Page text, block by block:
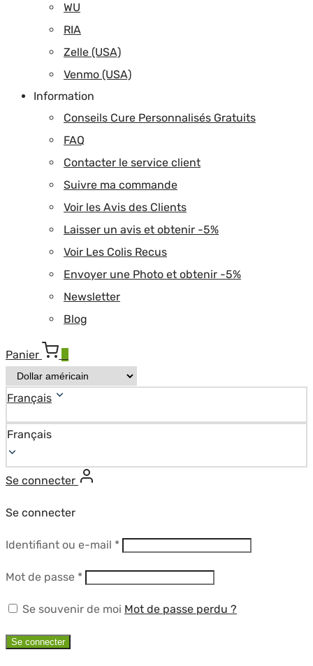
WU
RIA
Zelle (USA)
Venmo (USA)
Information
Conseils Cure Personnalisés Gratuits
FAQ
Contacter le service client
Suivre ma commande
Voir les Avis des Clients
Laisser un avis et obtenir -5%
Voir Les Colis Recus
Envoyer une Photo et obtenir -5%
Newsletter
Blog
Panier
Français
Français
Se connecter
Se connecter
Identifiant ou e-mail *Obligatoire
Mot de passe *Obligatoire
Se souvenir de moi Mot de passe perdu ?
Se connecter